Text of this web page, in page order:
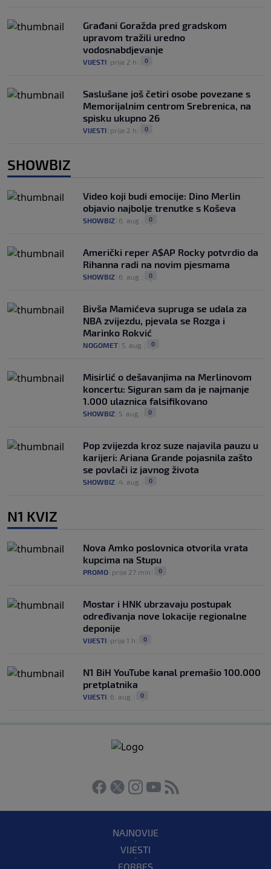
Građani Goražda pred gradskom
upravom tražili uredno
vodosnabdjevanje
VIJESTI prije 2 h 0
Saslušane još četiri osobe povezane s
Memorijalnim centrom Srebrenica, na
spisku ukupno 26
VIJESTI prije 2 h 0
SHOWBIZ
Video koji budi emocije: Dino Merlin
objavio najbolje trenutke s Koševa
SHOWBIZ 6. aug. 0
Američki reper A$AP Rocky potvrdio da
Rihanna radi na novim pjesmama
SHOWBIZ 6. aug. 0
Bivša Mamićeva supruga se udala za
NBA zvijezdu, pjevala se Rozga i
Marinko Rokvić
NOGOMET 5. aug. 0
Misirlić o dešavanjima na Merlinovom
koncertu: Siguran sam da je najmanje
1.000 ulaznica falsifikovano
SHOWBIZ 5. aug. 0
Pop zvijezda kroz suze najavila pauzu u
karijeri: Ariana Grande pojasnila zašto
se povlači iz javnog života
SHOWBIZ 4. aug. 0
N1 KVIZ
Nova Amko poslovnica otvorila vrata
kupcima na Stupu
PROMO prije 27 min 0
Mostar i HNK ubrzavaju postupak
određivanja nove lokacije regionalne
deponije
VIJESTI prije 1 h 0
N1 BiH YouTube kanal premašio 100.000
pretplatnika
VIJESTI 6. aug. 0
NAJNOVIJE
VIJESTI
FORBES